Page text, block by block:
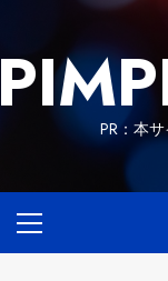
content
PR：本
Menu